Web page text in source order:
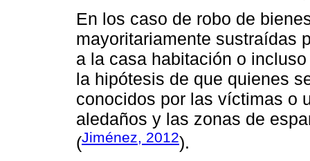
En los caso de robo de
mayoritariamente sustraídas
a la casa habitación o
la hipótesis de que quienes
conocidos por las víctimas o
aledaños y las zonas de
(Jiménez, 2012).